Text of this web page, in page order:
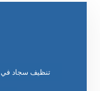
تنظيف سجاد في